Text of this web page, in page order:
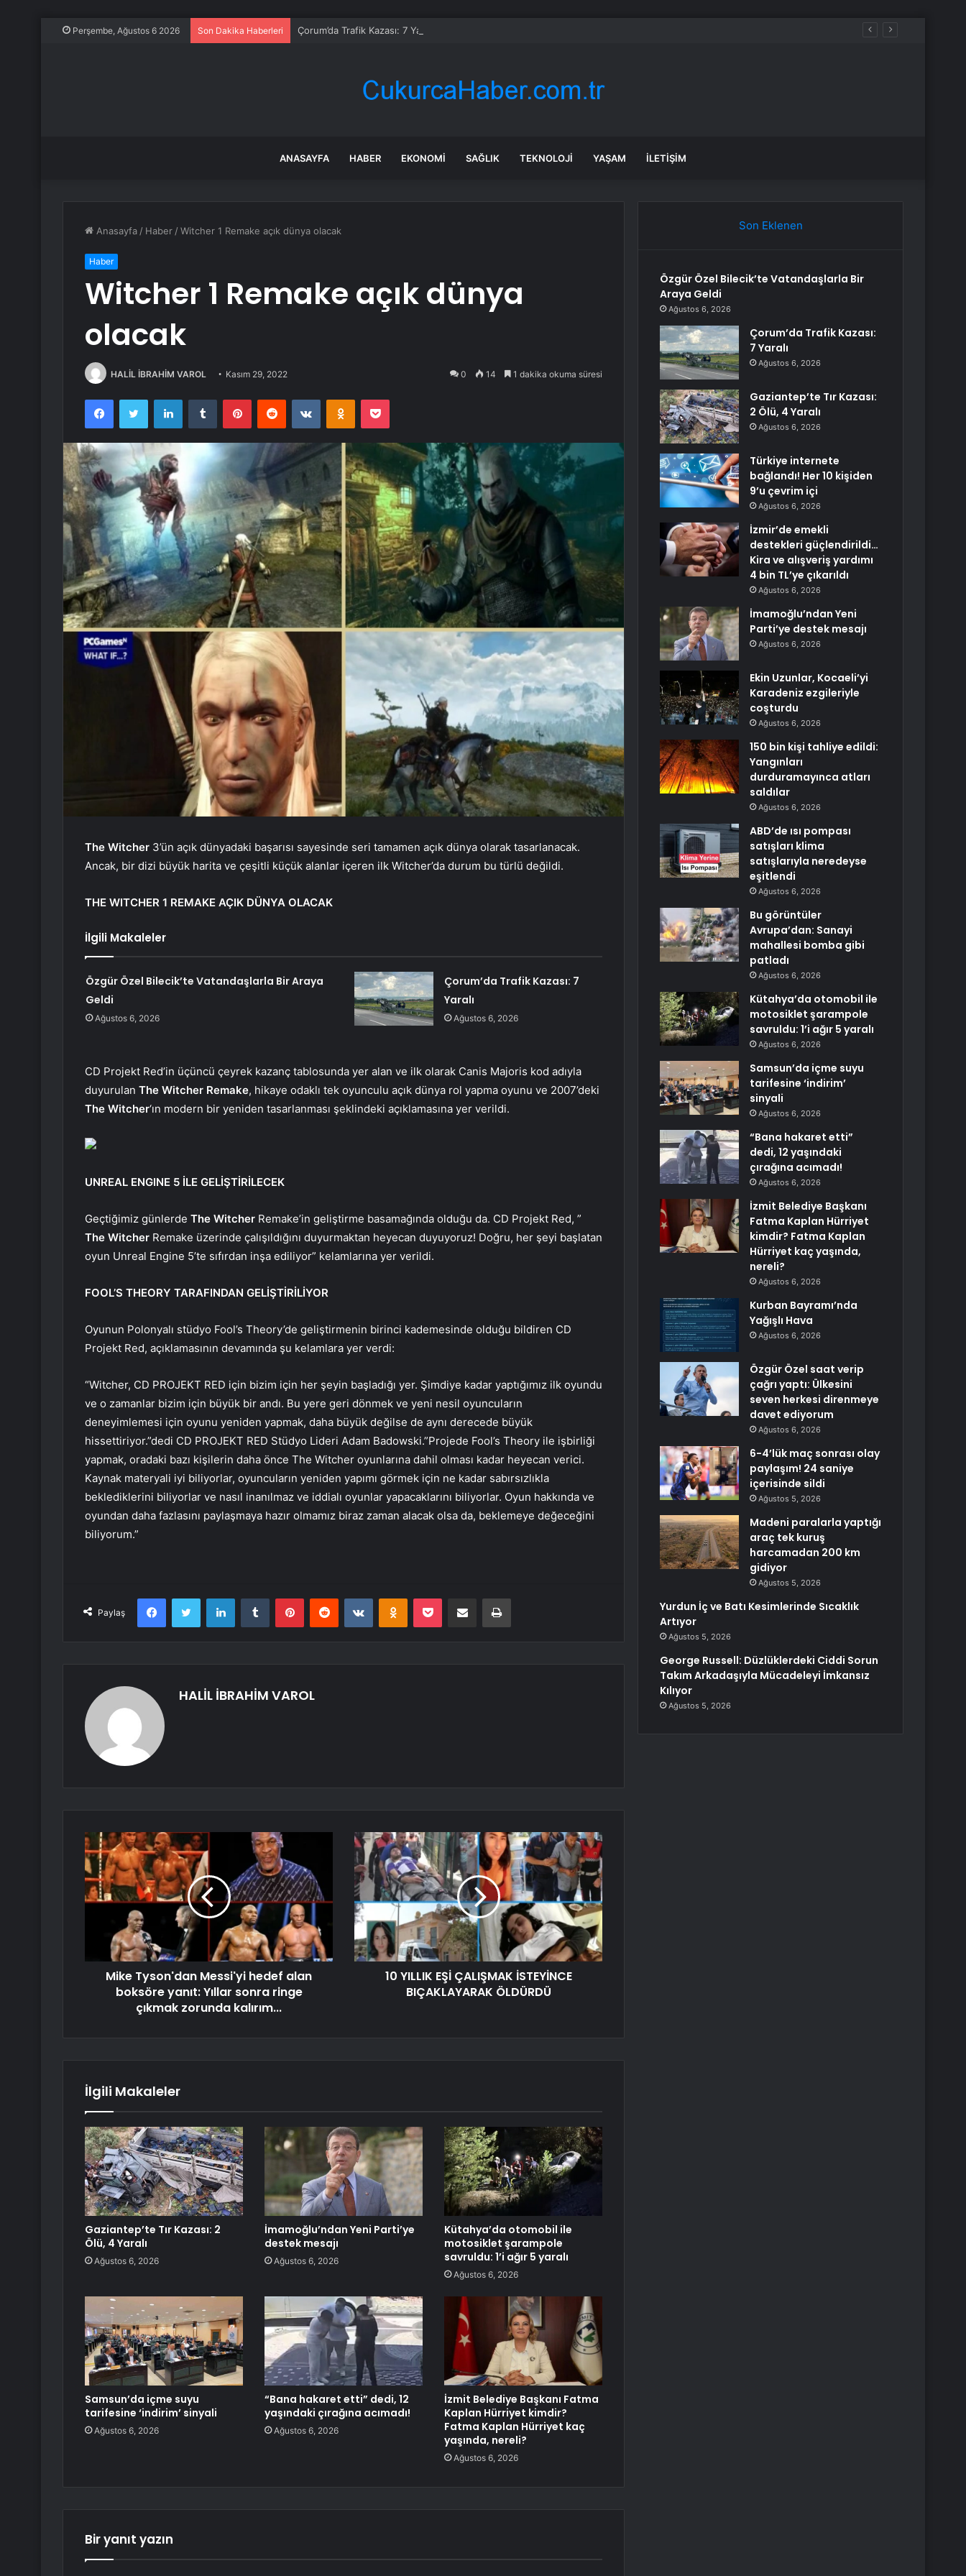
Perşembe, Ağustos 6 2026 Son Dakika Haberleri Çorum’da Trafik Kazası: 7 Yaralı
ANASAYFA HABER EKONOMI SAĞLIK TEKNOLOJI YAŞAM İLETIŞIM
Anasayfa / Haber /Witcher 1 Remake açık dünya olacak
Haber
Witcher 1 Remake açık dünya
olacak
HALİL İBRAHİM VAROL Kasım 29, 2022 0 14 1 dakika okuma süresi
FacebookTwitter LinkedInTumblr PinterestReddit VKontakteOdnoklassniki
Pocket
The Witcher 3’ün açık dünyadaki başarısı sayesinde seri tamamen açık dünya olarak tasarlanacak.
Ancak, bir dizi büyük harita ve çeşitli küçük alanlar içeren ilk Witcher’da durum bu türlü değildi.
THE WITCHER 1 REMAKE AÇIK DÜNYA OLACAK
İlgili Makaleler
Özgür Özel Bilecik’te Vatandaşlarla Bir Araya
Geldi
Ağustos 6, 2026
Çorum’da Trafik Kazası: 7
Yaralı
Ağustos 6, 2026
CD Projekt Red’in üçüncü çeyrek kazanç tablosunda yer alan ve ilk olarak Canis Majoris kod adıyla
duyurulan The Witcher Remake, hikaye odaklı tek oyunculu açık dünya rol yapma oyunu ve 2007’deki
The Witcher‘ın modern bir yeniden tasarlanması şeklindeki açıklamasına yer verildi.
UNREAL ENGINE 5 İLE GELİŞTİRİLECEK
Geçtiğimiz günlerde The Witcher Remake’in geliştirme basamağında olduğu da. CD Projekt Red, ”
The Witcher Remake üzerinde çalışıldığını duyurmaktan heyecan duyuyoruz! Doğru, her şeyi başlatan
oyun Unreal Engine 5’te sıfırdan inşa ediliyor” kelamlarına yer verildi.
FOOL’S THEORY TARAFINDAN GELİŞTİRİLİYOR
Oyunun Polonyalı stüdyo Fool’s Theory’de geliştirmenin birinci kademesinde olduğu bildiren CD
Projekt Red, açıklamasının devamında şu kelamlara yer verdi:
“Witcher, CD PROJEKT RED için bizim için her şeyin başladığı yer. Şimdiye kadar yaptığımız ilk oyundu
ve o zamanlar bizim için büyük bir andı. Bu yere geri dönmek ve yeni nesil oyuncuların
deneyimlemesi için oyunu yeniden yapmak, daha büyük değilse de aynı derecede büyük
hissettiriyor.”dedi CD PROJEKT RED Stüdyo Lideri Adam Badowski.”Projede Fool’s Theory ile işbirliği
yapmak, oradaki bazı kişilerin daha önce The Witcher oyunlarına dahil olması kadar heyecan verici.
Kaynak materyali iyi biliyorlar, oyuncuların yeniden yapımı görmek için ne kadar sabırsızlıkla
beklediklerini biliyorlar ve nasıl inanılmaz ve iddialı oyunlar yapacaklarını biliyorlar. Oyun hakkında ve
oyundan daha fazlasını paylaşmaya hazır olmamız biraz zaman alacak olsa da, beklemeye değeceğini
biliyorum.”
Paylaş
FacebookTwitter LinkedInTumblr PinterestReddit VKontakteOdnoklassniki
Pocket E-Posta ile paylaş Yazdır
HALİL İBRAHİM VAROL
Mike Tyson'dan Messi'yi hedef alan
boksöre yanıt: Yıllar sonra ringe
çıkmak zorunda kalırım...
10 YILLIK EŞİ ÇALIŞMAK İSTEYİNCE
BIÇAKLAYARAK ÖLDÜRDÜ
İlgili Makaleler
Gaziantep’te Tır Kazası: 2
Ölü, 4 Yaralı
Ağustos 6, 2026
İmamoğlu’ndan Yeni Parti’ye
destek mesajı
Ağustos 6, 2026
Kütahya’da otomobil ile
motosiklet şarampole
savruldu: 1’i ağır 5 yaralı
Ağustos 6, 2026
Samsun’da içme suyu
tarifesine ‘indirim’ sinyali
Ağustos 6, 2026
“Bana hakaret etti” dedi, 12
yaşındaki çırağına acımadı!
Ağustos 6, 2026
İzmit Belediye Başkanı Fatma
Kaplan Hürriyet kimdir?
Fatma Kaplan Hürriyet kaç
yaşında, nereli?
Ağustos 6, 2026
Bir yanıt yazın
Son Eklenen
Özgür Özel Bilecik’te Vatandaşlarla Bir
Araya Geldi
Ağustos 6, 2026
Çorum’da Trafik Kazası:
7 Yaralı
Ağustos 6, 2026
Gaziantep’te Tır Kazası:
2 Ölü, 4 Yaralı
Ağustos 6, 2026
Türkiye internete
bağlandı! Her 10 kişiden
9’u çevrim içi
Ağustos 6, 2026
İzmir’de emekli
destekleri güçlendirildi…
Kira ve alışveriş yardımı
4 bin TL’ye çıkarıldı
Ağustos 6, 2026
İmamoğlu’ndan Yeni
Parti’ye destek mesajı
Ağustos 6, 2026
Ekin Uzunlar, Kocaeli’yi
Karadeniz ezgileriyle
coşturdu
Ağustos 6, 2026
150 bin kişi tahliye edildi:
Yangınları
durduramayınca atları
saldılar
Ağustos 6, 2026
ABD’de ısı pompası
satışları klima
satışlarıyla neredeyse
eşitlendi
Ağustos 6, 2026
Bu görüntüler
Avrupa’dan: Sanayi
mahallesi bomba gibi
patladı
Ağustos 6, 2026
Kütahya’da otomobil ile
motosiklet şarampole
savruldu: 1’i ağır 5 yaralı
Ağustos 6, 2026
Samsun’da içme suyu
tarifesine ‘indirim’
sinyali
Ağustos 6, 2026
“Bana hakaret etti”
dedi, 12 yaşındaki
çırağına acımadı!
Ağustos 6, 2026
İzmit Belediye Başkanı
Fatma Kaplan Hürriyet
kimdir? Fatma Kaplan
Hürriyet kaç yaşında,
nereli?
Ağustos 6, 2026
Kurban Bayramı’nda
Yağışlı Hava
Ağustos 6, 2026
Özgür Özel saat verip
çağrı yaptı: Ülkesini
seven herkesi direnmeye
davet ediyorum
Ağustos 6, 2026
6-4’lük maç sonrası olay
paylaşım! 24 saniye
içerisinde sildi
Ağustos 5, 2026
Madeni paralarla yaptığı
araç tek kuruş
harcamadan 200 km
gidiyor
Ağustos 5, 2026
Yurdun İç ve Batı Kesimlerinde Sıcaklık
Artıyor
Ağustos 5, 2026
George Russell: Düzlüklerdeki Ciddi Sorun
Takım Arkadaşıyla Mücadeleyi İmkansız
Kılıyor
Ağustos 5, 2026